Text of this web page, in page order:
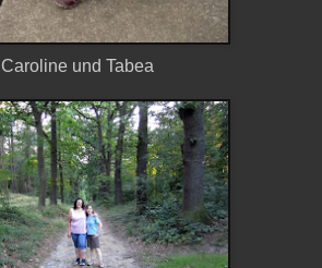
Caroline und Tabea